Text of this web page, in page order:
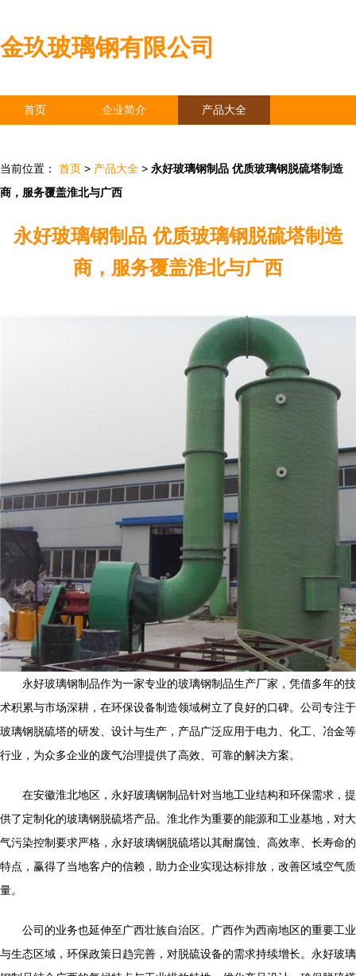
金玖玻璃钢有限公司
首页 企业简介 产品大全
当前位置： 首页 > 产品大全 > 永好玻璃钢制品 优质玻璃钢脱硫塔制造
商，服务覆盖淮北与广西
永好玻璃钢制品 优质玻璃钢脱硫塔制造
商，服务覆盖淮北与广西
永好玻璃钢制品作为一家专业的玻璃钢制品生产厂家，凭借多年的技
术积累与市场深耕，在环保设备制造领域树立了良好的口碑。公司专注于
玻璃钢脱硫塔的研发、设计与生产，产品广泛应用于电力、化工、冶金等
行业，为众多企业的废气治理提供了高效、可靠的解决方案。
在安徽淮北地区，永好玻璃钢制品针对当地工业结构和环保需求，提
供了定制化的玻璃钢脱硫塔产品。淮北作为重要的能源和工业基地，对大
气污染控制要求严格，永好玻璃钢脱硫塔以其耐腐蚀、高效率、长寿命的
特点，赢得了当地客户的信赖，助力企业实现达标排放，改善区域空气质
量。
公司的业务也延伸至广西壮族自治区。广西作为西南地区的重要工业
与生态区域，环保政策日趋完善，对脱硫设备的需求持续增长。永好玻璃